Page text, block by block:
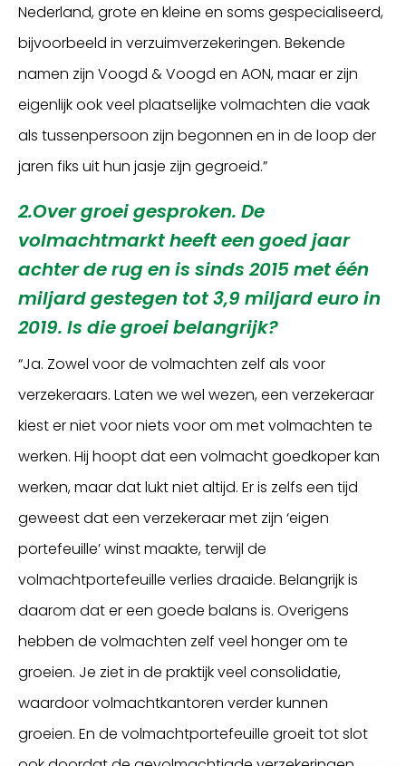
Nederland, grote en kleine en soms gespecialiseerd,
bijvoorbeeld in verzuimverzekeringen. Bekende
namen zijn Voogd & Voogd en AON, maar er zijn
eigenlijk ook veel plaatselijke volmachten die vaak
als tussenpersoon zijn begonnen en in de loop der
jaren fiks uit hun jasje zijn gegroeid.”
2.Over groei gesproken. De
volmachtmarkt heeft een goed jaar
achter de rug en is sinds 2015 met één
miljard gestegen tot 3,9 miljard euro in
2019. Is die groei belangrijk?
“Ja. Zowel voor de volmachten zelf als voor
verzekeraars. Laten we wel wezen, een verzekeraar
kiest er niet voor niets voor om met volmachten te
werken. Hij hoopt dat een volmacht goedkoper kan
werken, maar dat lukt niet altijd. Er is zelfs een tijd
geweest dat een verzekeraar met zijn ‘eigen
portefeuille’ winst maakte, terwijl de
volmachtportefeuille verlies draaide. Belangrijk is
daarom dat er een goede balans is. Overigens
hebben de volmachten zelf veel honger om te
groeien. Je ziet in de praktijk veel consolidatie,
waardoor volmachtkantoren verder kunnen
groeien. En de volmachtportefeuille groeit tot slot